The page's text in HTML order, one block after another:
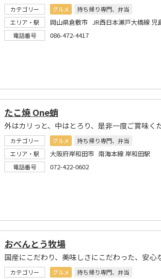
カテゴリー グルメ
持ち帰り専門、弁当
エリア・駅
岡山県倉敷市 JR西日本瀬戸大橋線 児
電話番号 086-472-4417
たこ焼 One蛸
外はカリっと、中はとろり、是非一度ご賞味く
カテゴリー グルメ
持ち帰り専門、弁当
エリア・駅
大阪府岸和田市 南海本線 岸和田駅
電話番号 072-422-0602
おべんとう牧場
国産にこだわり、美味しさにこだわった、安心
カテゴリー グルメ
持ち帰り専門、弁当